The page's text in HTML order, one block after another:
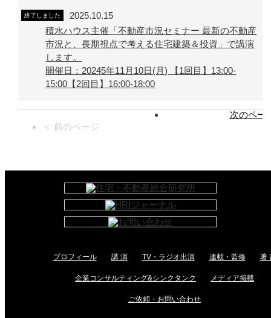
終了しました
2025.10.15
積水ハウス主催「不動産市況セミナー 最新の不動産
市況と、長期視点で考える住宅建築＆投資」で講演
します。
開催日：20245年11月10日(月) 【1回目】13:00-
15:00【2回目】16:00-18:00
＜ 前のページ
次のペー
プロフィール 講 演 TV・ラジオ出演 連載・監修 著
企業コンサルティング&シンクタンク メディア掲載
ご依頼・お問い合わせ